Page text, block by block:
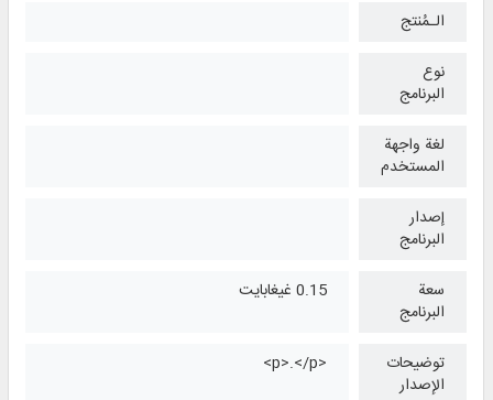
الـمُنتج
نوع
البرنامج
لغة واجهة
المستخدم
إصدار
البرنامج
سعة
البرنامج
0.15 غيغابايت
توضيحات
الإصدار
<p>.</p>